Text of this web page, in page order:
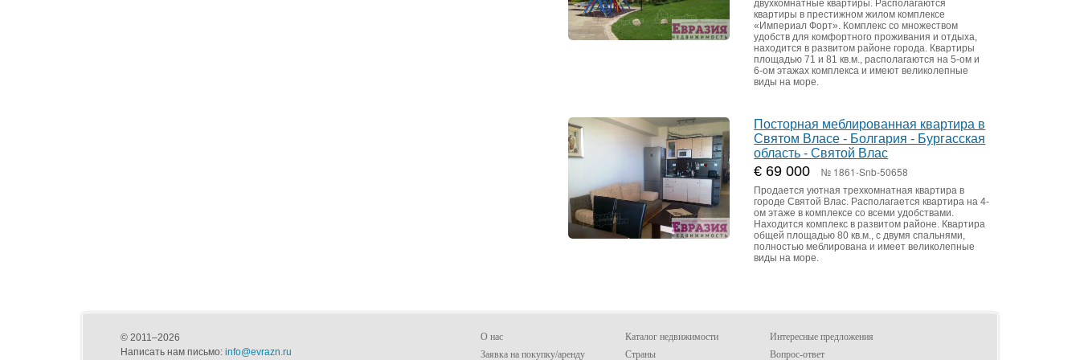
двухкомнатные квартиры. Располагаются
квартиры в престижном жилом комплексе
«Империал Форт». Комплекс со множеством
удобств для комфортного проживания и отдыха,
находится в развитом районе города. Квартиры
площадью 71 и 81 кв.м., располагаются на 5-ом и
6-ом этажах комплекса и имеют великолепные
виды на море.
Посторная меблированная квартира в
Святом Власе - Болгария - Бургасская
область - Святой Влас
€ 69 000 № 1861-Snb-50658
Продается уютная трехкомнатная квартира в
городе Святой Влас. Располагается квартира на 4-
ом этаже в комплексе со всеми удобствами.
Находится комплекс в развитом районе. Квартира
общей площадью 80 кв.м., с двумя спальнями,
полностью меблирована и имеет великолепные
виды на море.
© 2011–2026
Написать нам письмо: info@evrazn.ru
О нас Каталог недвижимости
Интересные предложения
Заявка на покупку/аренду
Страны Вопрос-ответ